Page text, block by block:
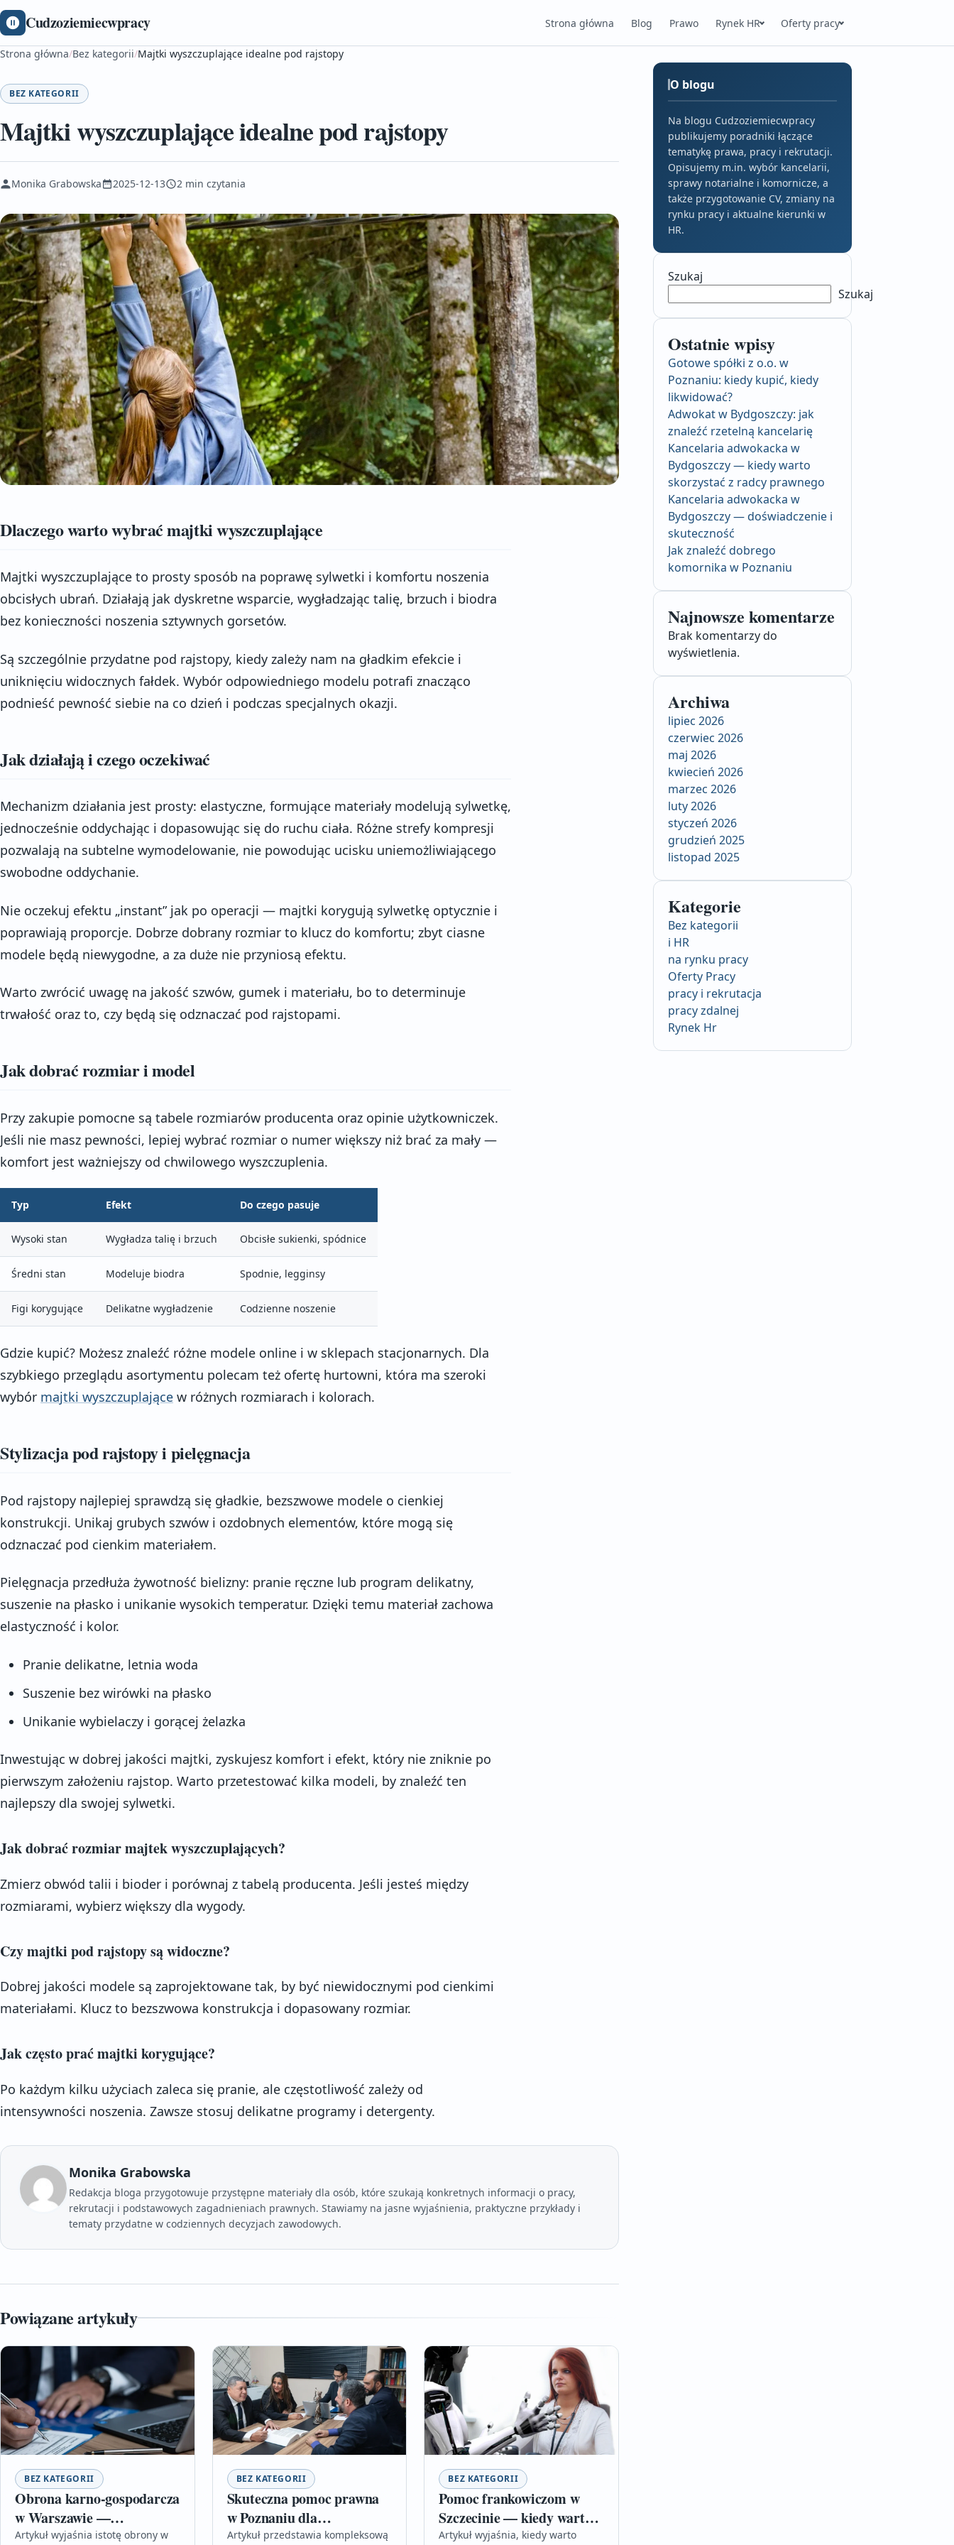
Cudzoziemiecwpracy Strona główna Blog Prawo Rynek HR Oferty pracy
Strona główna/Bez kategorii/Majtki wyszczuplające idealne pod rajstopy
BEZ KATEGORII
Majtki wyszczuplające idealne pod rajstopy
Monika Grabowska 2025-12-13 2 min czytania
Dlaczego warto wybrać majtki wyszczuplające
Majtki wyszczuplające to prosty sposób na poprawę sylwetki i komfortu noszenia
obcisłych ubrań. Działają jak dyskretne wsparcie, wygładzając talię, brzuch i biodra
bez konieczności noszenia sztywnych gorsetów.
Są szczególnie przydatne pod rajstopy, kiedy zależy nam na gładkim efekcie i
uniknięciu widocznych fałdek. Wybór odpowiedniego modelu potrafi znacząco
podnieść pewność siebie na co dzień i podczas specjalnych okazji.
Jak działają i czego oczekiwać
Mechanizm działania jest prosty: elastyczne, formujące materiały modelują sylwetkę,
jednocześnie oddychając i dopasowując się do ruchu ciała. Różne strefy kompresji
pozwalają na subtelne wymodelowanie, nie powodując ucisku uniemożliwiającego
swobodne oddychanie.
Nie oczekuj efektu „instant” jak po operacji — majtki korygują sylwetkę optycznie i
poprawiają proporcje. Dobrze dobrany rozmiar to klucz do komfortu; zbyt ciasne
modele będą niewygodne, a za duże nie przyniosą efektu.
Warto zwrócić uwagę na jakość szwów, gumek i materiału, bo to determinuje
trwałość oraz to, czy będą się odznaczać pod rajstopami.
Jak dobrać rozmiar i model
Przy zakupie pomocne są tabele rozmiarów producenta oraz opinie użytkowniczek.
Jeśli nie masz pewności, lepiej wybrać rozmiar o numer większy niż brać za mały —
komfort jest ważniejszy od chwilowego wyszczuplenia.
Typ Efekt Do czego pasuje
Wysoki stan Wygładza talię i brzuch Obcisłe sukienki, spódnice
Średni stan Modeluje biodra Spodnie, legginsy
Figi korygujące Delikatne wygładzenie Codzienne noszenie
Gdzie kupić? Możesz znaleźć różne modele online i w sklepach stacjonarnych. Dla
szybkiego przeglądu asortymentu polecam też ofertę hurtowni, która ma szeroki
wybór majtki wyszczuplające w różnych rozmiarach i kolorach.
Stylizacja pod rajstopy i pielęgnacja
Pod rajstopy najlepiej sprawdzą się gładkie, bezszwowe modele o cienkiej
konstrukcji. Unikaj grubych szwów i ozdobnych elementów, które mogą się
odznaczać pod cienkim materiałem.
Pielęgnacja przedłuża żywotność bielizny: pranie ręczne lub program delikatny,
suszenie na płasko i unikanie wysokich temperatur. Dzięki temu materiał zachowa
elastyczność i kolor.
Pranie delikatne, letnia woda
Suszenie bez wirówki na płasko
Unikanie wybielaczy i gorącej żelazka
Inwestując w dobrej jakości majtki, zyskujesz komfort i efekt, który nie zniknie po
pierwszym założeniu rajstop. Warto przetestować kilka modeli, by znaleźć ten
najlepszy dla swojej sylwetki.
Jak dobrać rozmiar majtek wyszczuplających?
Zmierz obwód talii i bioder i porównaj z tabelą producenta. Jeśli jesteś między
rozmiarami, wybierz większy dla wygody.
Czy majtki pod rajstopy są widoczne?
Dobrej jakości modele są zaprojektowane tak, by być niewidocznymi pod cienkimi
materiałami. Klucz to bezszwowa konstrukcja i dopasowany rozmiar.
Jak często prać majtki korygujące?
Po każdym kilku użyciach zaleca się pranie, ale częstotliwość zależy od
intensywności noszenia. Zawsze stosuj delikatne programy i detergenty.
Monika Grabowska
Redakcja bloga przygotowuje przystępne materiały dla osób, które szukają konkretnych informacji o pracy,
rekrutacji i podstawowych zagadnieniach prawnych. Stawiamy na jasne wyjaśnienia, praktyczne przykłady i
tematy przydatne w codziennych decyzjach zawodowych.
Powiązane artykuły
BEZ KATEGORII
Obrona karno-gospodarcza
w Warszawie —
pełnomocnictwo procesowe
Artykuł wyjaśnia istotę obrony w
BEZ KATEGORII
Skuteczna pomoc prawna
w Poznaniu dla
konsumentów i spraw
Artykuł przedstawia kompleksową
BEZ KATEGORII
Pomoc frankowiczom w
Szczecinie — kiedy warto
zgłosić się do adwokata
Artykuł wyjaśnia, kiedy warto
O blogu
Na blogu Cudzoziemiecwpracy
publikujemy poradniki łączące
tematykę prawa, pracy i rekrutacji.
Opisujemy m.in. wybór kancelarii,
sprawy notarialne i komornicze, a
także przygotowanie CV, zmiany na
rynku pracy i aktualne kierunki w
HR.
Szukaj
Szukaj
Ostatnie wpisy
Gotowe spółki z o.o. w
Poznaniu: kiedy kupić, kiedy
likwidować?
Adwokat w Bydgoszczy: jak
znaleźć rzetelną kancelarię
Kancelaria adwokacka w
Bydgoszczy — kiedy warto
skorzystać z radcy prawnego
Kancelaria adwokacka w
Bydgoszczy — doświadczenie i
skuteczność
Jak znaleźć dobrego
komornika w Poznaniu
Najnowsze komentarze
Brak komentarzy do
wyświetlenia.
Archiwa
lipiec 2026
czerwiec 2026
maj 2026
kwiecień 2026
marzec 2026
luty 2026
styczeń 2026
grudzień 2025
listopad 2025
Kategorie
Bez kategorii
i HR
na rynku pracy
Oferty Pracy
pracy i rekrutacja
pracy zdalnej
Rynek Hr